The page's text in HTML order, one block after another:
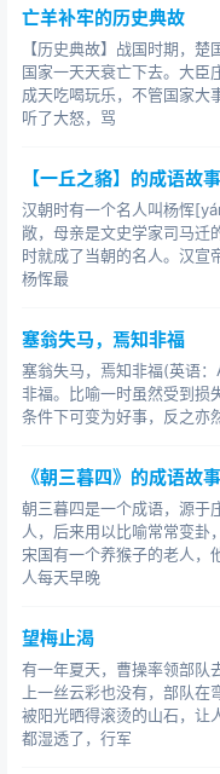
亡羊补牢的历史典故
【历史典故】战国时期，楚
国家一天天衰亡下去。大臣
成天吃喝玩乐，不管国家大
听了大怒，骂
【一丘之貉】的成语故事
汉朝时有一个名人叫杨恽
敞，母亲是文史学家司马迁
时就成了当朝的名人。汉宣
杨恽最
塞翁失马，焉知非福
塞翁失马，焉知非福(英语
非福。比喻一时虽然受到损
条件下可变为好事，反之亦
《朝三暮四》的成语故事
朝三暮四是一个成语，源于
人，后来用以比喻常常变卦
宋国有一个养猴子的老人，
人每天早晚
望梅止渴
有一年夏天，曹操率领部队
上一丝云彩也没有，部队
被阳光晒得滚烫的山石，让
都湿透了，行军